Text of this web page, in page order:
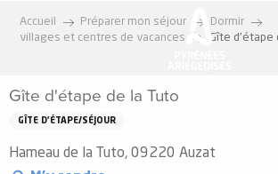
Accueil Préparer mon séjour
Dormir
villages et centres de vacances
Gîte d'étape
Gîte d'étape de la Tuto
GÎTE D'ÉTAPE/SÉJOUR
Hameau de la Tuto, 09220 Auzat